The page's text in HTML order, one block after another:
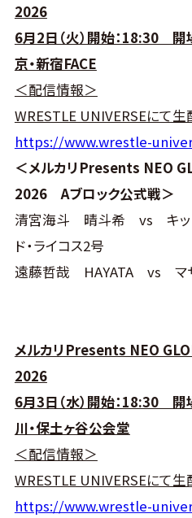
2026
6月2日（火）開始：18:30
京・新宿FACE
＜配信情報＞
WRESTLE UNIVERSEにて生
https://www.wrestle-
＜メルカリPresents NEO
2026 Aブロック公式戦＞
清宮海斗 晴斗希 vs キッ
ド・ライコス2号
遠藤哲哉 HAYATA vs マ
メルカリPresents NEO
2026
6月3日（水）開始：18:30
川・保土ヶ谷公会堂
＜配信情報＞
WRESTLE UNIVERSEにて生
https://www.wrestle-